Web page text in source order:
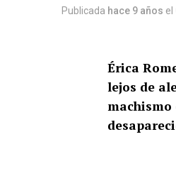
Publicada hace 9 años el
Érica
lejos de
machismo